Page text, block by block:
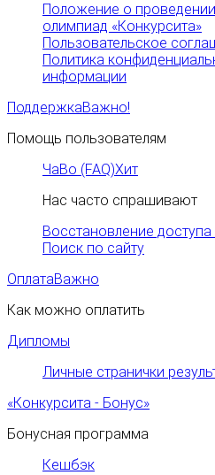
Положение о
олимпиад «Конкурсита»
Пользовательское
Политика
информации
ПоддержкаВажно!
Помощь пользователям
ЧаВо (FAQ)Хит
Нас часто спрашивают
Восстановление доступа
Поиск по сайту
ОплатаВажно
Как можно оплатить
Дипломы
Личные странички
«Конкурсита - Бонус»
Бонусная программа
Кешбэк